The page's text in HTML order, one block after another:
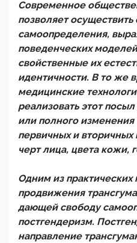
Современное
позволяет
самоопределения,
поведенческих
свойственные их
идентичности. В то же
медицинские
реализовать этот
или полного
первичных и вторичных
черт лица, цвета кожи,
Одним из практических
продвижения
дающей свободу
постгендеризм.
направление